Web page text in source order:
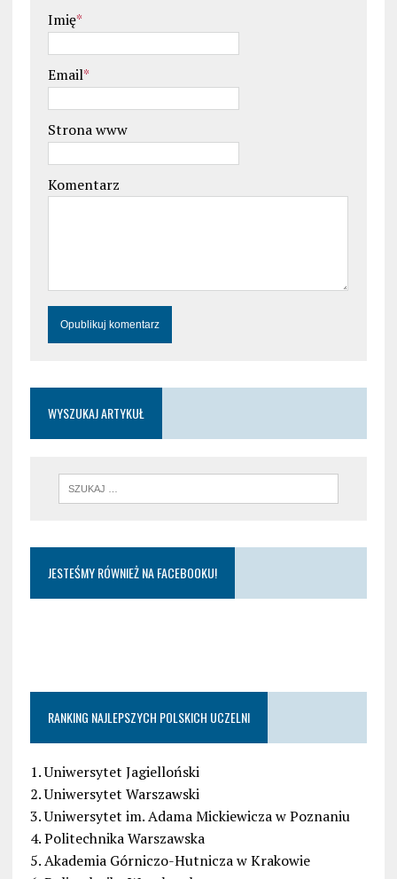
Imię*
Email*
Strona www
Komentarz
WYSZUKAJ ARTYKUŁ
JESTEŚMY RÓWNIEŻ NA FACEBOOKU!
RANKING NAJLEPSZYCH POLSKICH UCZELNI
1. Uniwersytet Jagielloński
2. Uniwersytet Warszawski
3. Uniwersytet im. Adama Mickiewicza w Poznaniu
4. Politechnika Warszawska
5. Akademia Górniczo-Hutnicza w Krakowie